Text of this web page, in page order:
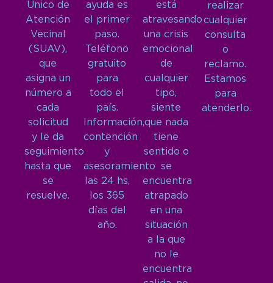
Único de
Atención
Vecinal
(SUAV),
que
asigna un
número a
cada
solicitud
y le da
seguimiento
hasta que
se
resuelve.
ayuda es
el primer
paso.
Teléfono
gratuito
para
todo el
país.
Información,
contención
y
asesoramiento
las 24 hs,
los 365
días del
año.
está
atravesando
una crisis
emocional
de
cualquier
tipo,
siente
que nada
tiene
sentido o
se
encuentra
atrapado
en una
situación
a la que
no le
encuentra
realizar
cualquier
consulta
o
reclamo.
Estamos
para
atenderlo.